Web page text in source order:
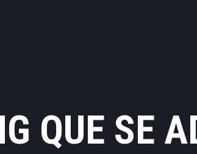
QUE SE